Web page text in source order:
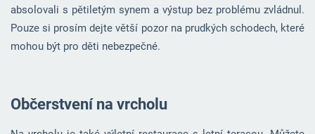
absolovali s pětiletým synem a výstup bez problému zvládnul.
Pouze si prosím dejte větší pozor na prudkých schodech, které
mohou být pro děti nebezpečné.
Občerstvení na vrcholu